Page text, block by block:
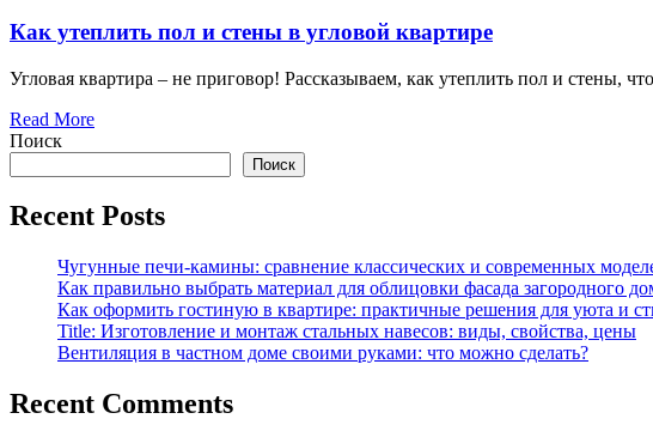
Как утеплить пол и стены в угловой квартире
Угловая квартира – не приговор! Рассказываем, как утеплить пол и стены,
Read More
Поиск
Поиск
Recent Posts
Чугунные печи-камины: сравнение классических и современных
Как правильно выбрать материал для облицовки фасада загородного
Как оформить гостиную в квартире: практичные решения для уюта и
Title: Изготовление и монтаж стальных навесов: виды, свойства, цены
Вентиляция в частном доме своими руками: что можно сделать?
Recent Comments